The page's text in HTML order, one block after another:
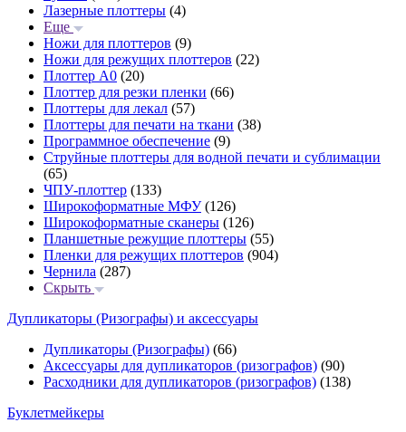
Лазерные плоттеры (4)
Еще
Ножи для плоттеров (9)
Ножи для режущих плоттеров (22)
Плоттер А0 (20)
Плоттер для резки пленки (66)
Плоттеры для лекал (57)
Плоттеры для печати на ткани (38)
Программное обеспечение (9)
Струйные плоттеры для водной печати и сублимации
(65)
ЧПУ-плоттер (133)
Широкоформатные МФУ(126)
Широкоформатные сканеры (126)
Планшетные режущие плоттеры (55)
Пленки для режущих плоттеров (904)
Чернила (287)
Скрыть
Дупликаторы (Ризографы) и аксессуары
Дупликаторы (Ризографы) (66)
Аксессуары для дупликаторов (ризографов) (90)
Расходники для дупликаторов (ризографов) (138)
Буклетмейкеры